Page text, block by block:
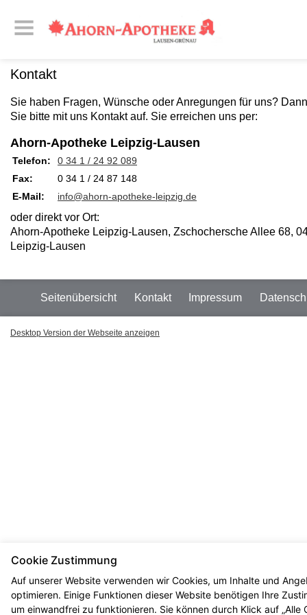
Kontakt
Sie haben Fragen, Wünsche oder Anregungen für uns?
Sie bitte mit uns Kontakt auf. Sie erreichen uns per:
Ahorn-Apotheke Leipzig-Lausen
Telefon:
0 34 1 / 24 92 089
Fax:
0 34 1 / 24 87 148
E-Mail:
info@ahorn-apotheke-leipzig.de
oder direkt vor Ort:
Ahorn-Apotheke Leipzig-Lausen, Zschochersche Allee 68,
Leipzig-Lausen
Seitenübersicht Kontakt Impressum
Desktop Version der Webseite anzeigen
Cookie Zustimmung
Auf unserer Website verwenden wir Cookies, um Inhalte und
optimieren. Einige Funktionen dieser Website benötigen Ihre
um einwandfrei zu funktionieren. Sie können durch Klick auf „Alle